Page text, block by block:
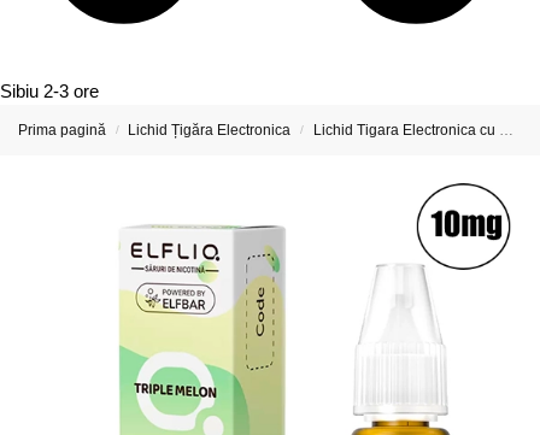
Sibiu 2-3 ore
Prima pagină / Lichid Țigăra Electronica / Lichid Tigara Electronica cu Nicotina